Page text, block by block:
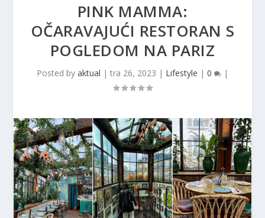
PINK MAMMA:
OČARAVAJUĆI RESTORAN S
POGLEDOM NA PARIZ
Posted by aktual | tra 26, 2023 | Lifestyle | 0 |